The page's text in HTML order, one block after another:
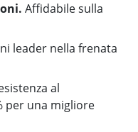
Affidabile sulla
leader nella frenata
al
per una migliore